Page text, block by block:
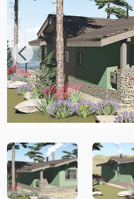
Вход/Регистрация
Previous